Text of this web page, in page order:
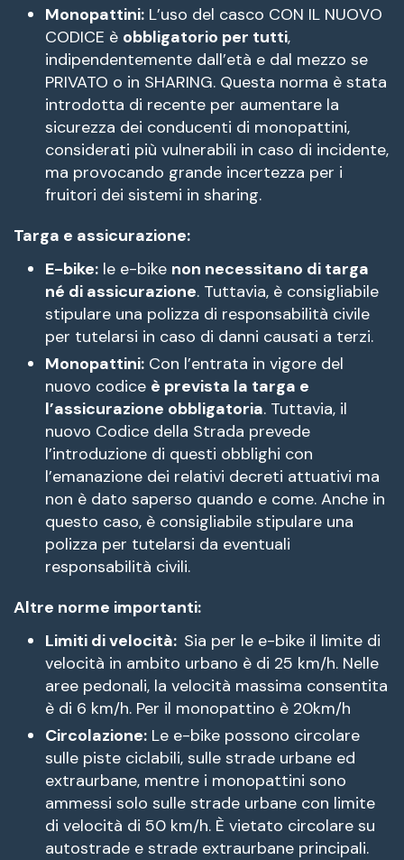
Monopattini: L’uso del casco CON IL NUOVO
CODICE è obbligatorio per tutti,
indipendentemente dall’età e dal mezzo se
PRIVATO o in SHARING. Questa norma è stata
introdotta di recente per aumentare la
sicurezza dei conducenti di monopattini,
considerati più vulnerabili in caso di incidente,
ma provocando grande incertezza per i
fruitori dei sistemi in sharing.
Targa e assicurazione:
E-bike: le e-bike non necessitano di targa
né di assicurazione. Tuttavia, è consigliabile
stipulare una polizza di responsabilità civile
per tutelarsi in caso di danni causati a terzi.
Monopattini: Con l’entrata in vigore del
nuovo codice è prevista la targa e
l’assicurazione obbligatoria. Tuttavia, il
nuovo Codice della Strada prevede
l’introduzione di questi obblighi con
l’emanazione dei relativi decreti attuativi ma
non è dato saperso quando e come. Anche in
questo caso, è consigliabile stipulare una
polizza per tutelarsi da eventuali
responsabilità civili.
Altre norme importanti:
Limiti di velocità: Sia per le e-bike il limite di
velocità in ambito urbano è di 25 km/h. Nelle
aree pedonali, la velocità massima consentita
è di 6 km/h. Per il monopattino è 20km/h
Circolazione: Le e-bike possono circolare
sulle piste ciclabili, sulle strade urbane ed
extraurbane, mentre i monopattini sono
ammessi solo sulle strade urbane con limite
di velocità di 50 km/h. È vietato circolare su
autostrade e strade extraurbane principali.